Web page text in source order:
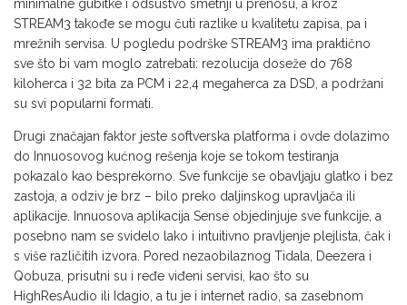
minimalne gubitke i odsustvo smetnji u prenosu, a kroz
STREAM3 takođe se mogu čuti razlike u kvalitetu zapisa, pa i
mrežnih servisa. U pogledu podrške STREAM3 ima praktično
sve što bi vam moglo zatrebati: rezolucija doseže do 768
kiloherca i 32 bita za PCM i 22,4 megaherca za DSD, a podržani
su svi popularni formati.
Drugi značajan faktor jeste softverska platforma i ovde dolazimo
do Innuosovog kućnog rešenja koje se tokom testiranja
pokazalo kao besprekorno. Sve funkcije se obavljaju glatko i bez
zastoja, a odziv je brz – bilo preko daljinskog upravljača ili
aplikacije. Innuosova aplikacija Sense objedinjuje sve funkcije, a
posebno nam se svidelo lako i intuitivno pravljenje plejlista, čak i
s više različitih izvora. Pored nezaobilaznog Tidala, Deezera i
Qobuza, prisutni su i ređe viđeni servisi, kao što su
HighResAudio ili Idagio, a tu je i internet radio, sa zasebnom